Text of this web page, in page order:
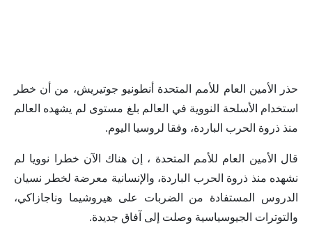
حذر الأمين العام للأمم المتحدة أنطونيو جوتيريش، من أن خطر
استخدام الأسلحة النووية في العالم بلغ مستوى لم يشهده العالم
منذ ذروة الحرب الباردة، وفقا لروسيا اليوم.
قال الأمين العام للأمم المتحدة ، إن هناك الآن خطرا نوويا لم
نشهده منذ ذروة الحرب الباردة، والإنسانية معرضة لخطر نسيان
الدروس المستفادة من الضربات على هيروشيما وناجازاكي،
والتوترات الجيوسياسية وصلت إلى آفاق جديدة.